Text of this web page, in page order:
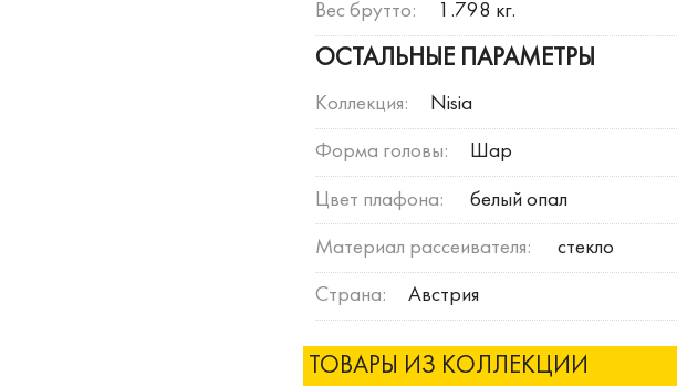
Вес брутто: 1.798 кг.
ОСТАЛЬНЫЕ ПАРАМЕТРЫ
Коллекция: Nisia
Форма головы: Шар
Цвет плафона: белый опал
Материал рассеивателя: стекло
Страна: Австрия
ТОВАРЫ ИЗ КОЛЛЕКЦИИ